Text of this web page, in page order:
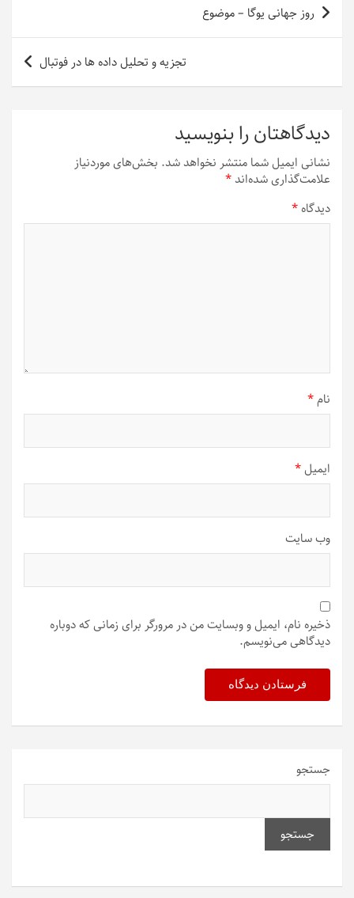
نوشتهروز جهانی یوگا – موضوع
تجزیه و تحلیل داده ها در فوتبال
دیدگاهتان را بنویسید
نشانی ایمیل شما منتشر نخواهد شد. بخش‌های موردنیاز
علامت‌گذاری شده‌اند*
دیدگاه*
نام*
ایمیل*
وب‌ سایت
ذخیره نام، ایمیل و وبسایت من در مرورگر برای زمانی که دوباره
دیدگاهی می‌نویسم.
جستجو
جستجو